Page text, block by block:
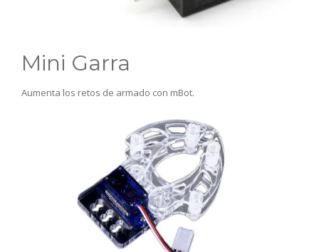
Mini Garra
Aumenta los retos de armado con mBot.